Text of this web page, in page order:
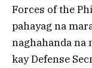
Forces of the
pahayag na
naghahanda na
kay Defense